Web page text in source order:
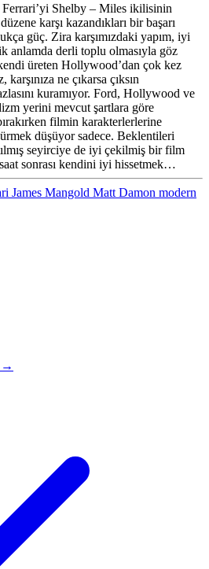
Ferrari’yi Shelby – Miles ikilisinin
karşı kazandıkları bir başarı
güç. Zira karşımızdaki yapım, iyi
anlamda derli toplu olmasıyla göz
üreten Hollywood’dan çok kez
ne çıkarsa çıksın
kuramıyor. Ford, Hollywood ve
yerini mevcut şartlara göre
filmin karakterlerlerine
düşüyor sadece. Beklentileri
seyirciye de iyi çekilmiş bir film
sonrası kendini iyi hissetmek…
James Mangold Matt Damon modern
→